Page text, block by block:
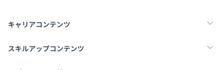
キャリアコンテンツ
転職・キャリア
スキルアップコンテンツ